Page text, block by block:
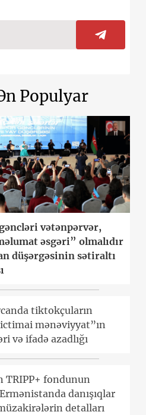
Populyar
vətənpərvər,
əsgəri” olmalıdır
düşərgəsinin sətiraltı
tiktokçuların
mənəviyyat”ın
və ifadə azadlığı
TRIPP+ fondunun
danışıqlar
detalları